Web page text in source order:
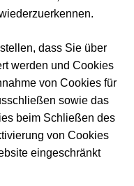
dass Sie über
werden und Cookies
von Cookies für
sowie das
beim Schließen des
von Cookies
eingeschränkt